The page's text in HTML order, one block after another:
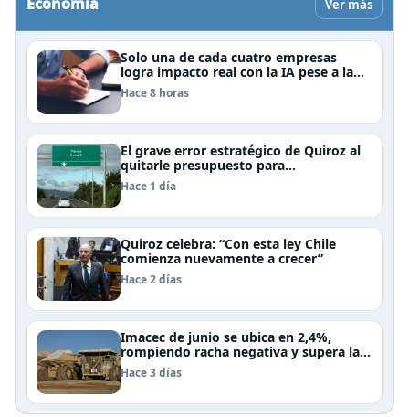
Ver más
Solo una de cada cuatro empresas
logra impacto real con la IA pese a la
inversión, según el Foro Económico
Mundial
Hace 8 horas
El grave error estratégico de Quiroz al
quitarle presupuesto para
infraestructura vial del Biobío
Hace 1 día
Quiroz celebra: “Con esta ley Chile
comienza nuevamente a crecer”
Hace 2 días
Imacec de junio se ubica en 2,4%,
rompiendo racha negativa y supera las
expectativas
Hace 3 días